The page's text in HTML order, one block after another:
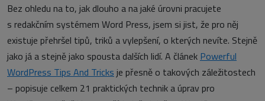
Bez ohledu na to, jak dlouho a na jaké úrovni pracujete
s redakčním systémem Word Press, jsem si jist, že pro něj
existuje přehršel tipů, triků a vylepšení, o kterých nevíte. Stejně
jako já a stejně jako spousta dalších lidí. A článek Powerful
WordPress Tips And Tricks je přesně o takových záležitostech
– popisuje celkem 21 praktických technik a úprav pro